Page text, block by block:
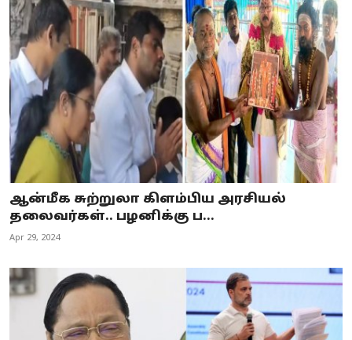
ஆன்மீக சுற்றுலா கிளம்பிய அரசியல்
தலைவர்கள்.. பழனிக்கு ப...
Apr 29, 2024